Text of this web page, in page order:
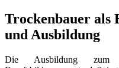
Trockenbauer als
und Ausbildung
Die Ausbildung